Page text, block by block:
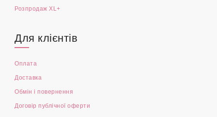
Розпродаж XL+
Для клієнтів
Оплата
Доставка
Обмін і повернення
Договір публічної оферти